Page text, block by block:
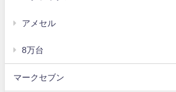
アメセル
8万台
マークセブン